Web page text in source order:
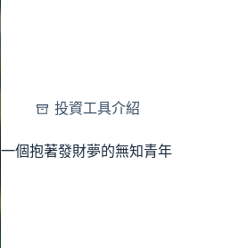
投資工具介紹
一個抱著發財夢的無知青年